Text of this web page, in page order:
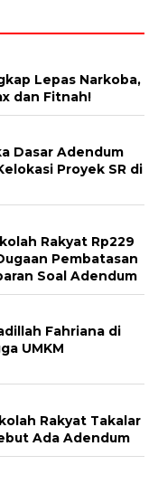
Lepas Narkoba,
dan Fitnah!
Dasar Adendum
Proyek SR di
Rakyat Rp229
Pembatasan
Soal Adendum
Fahriana di
UMKM
Rakyat Takalar
Ada Adendum